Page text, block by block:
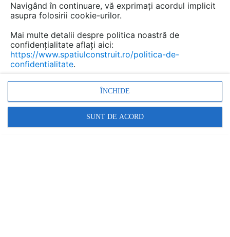
Navigând în continuare, vă exprimați acordul implicit
asupra folosirii cookie-urilor.
Mai multe detalii despre politica noastră de
confidențialitate aflați aici:
https://www.spatiulconstruit.ro/politica-de-
confidentialitate.
ÎNCHIDE
SUNT DE ACORD